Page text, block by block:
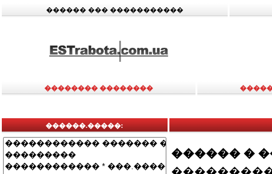
������ ��� �����������
�������� ��������
������.�����:
������ �